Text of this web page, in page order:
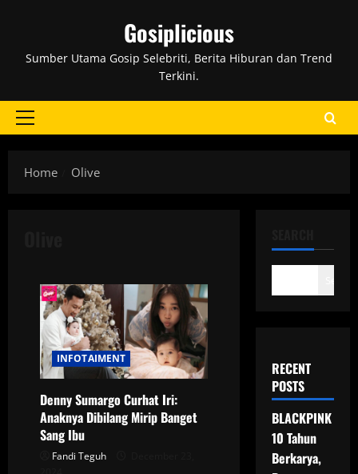
Gosiplicious
Sumber Utama Gosip Selebriti, Berita Hiburan dan Trend
Terkini.
Primary
Home
Olive
INFOTAIMENT
Denny Sumargo Curhat Iri:
Anaknya Dibilang Mirip Banget
Sang Ibu
Fandi Teguh
RECENT
POSTS
BLACKPINK
10 Tahun
Berkarya,